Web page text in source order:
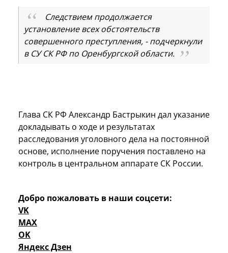
Следствием продолжается
установление всех обстоятельств
совершенного преступления, - подчеркнули
в СУ СК РФ по Оренбургской области.
Глава СК РФ Александр Бастрыкин дал указание
докладывать о ходе и результатах
расследования уголовного дела на постоянной
основе, исполнение поручения поставлено на
контроль в центральном аппарате СК России.
Добро пожаловать в наши соцсети:
VK
MAX
OK
Яндекс Дзен